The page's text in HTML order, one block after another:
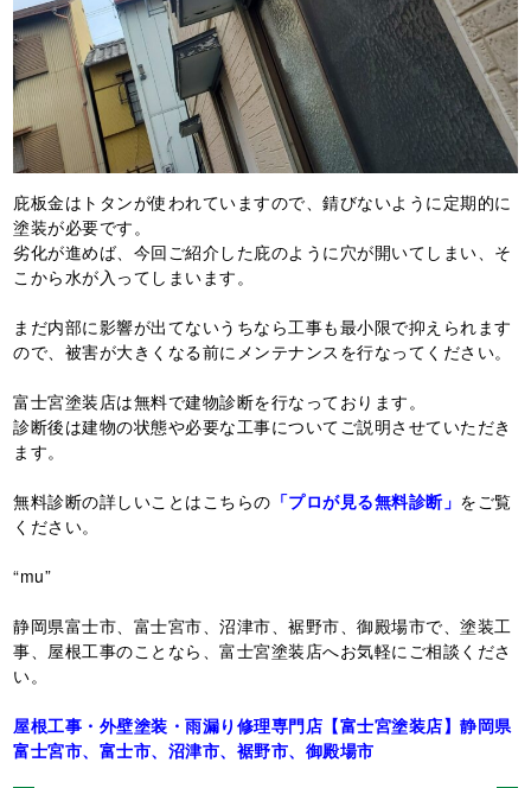
庇板金はトタンが使われていますので、錆びないように定期的に
塗装が必要です。
劣化が進めば、今回ご紹介した庇のように穴が開いてしまい、そ
こから水が入ってしまいます。
まだ内部に影響が出てないうちなら工事も最小限で抑えられます
ので、被害が大きくなる前にメンテナンスを行なってください。
富士宮塗装店は無料で建物診断を行なっております。
診断後は建物の状態や必要な工事についてご説明させていただき
ます。
無料診断の詳しいことはこちらの 「プロが見る無料診断」 をご覧
ください。
“mu”
静岡県富士市、富士宮市、沼津市、裾野市、御殿場市で、塗装工
事、屋根工事のことなら、富士宮塗装店へお気軽にご相談くださ
い。
屋根工事・外壁塗装・雨漏り修理専門店【富士宮塗装店】静岡県
富士宮市、富士市、沼津市、裾野市、御殿場市